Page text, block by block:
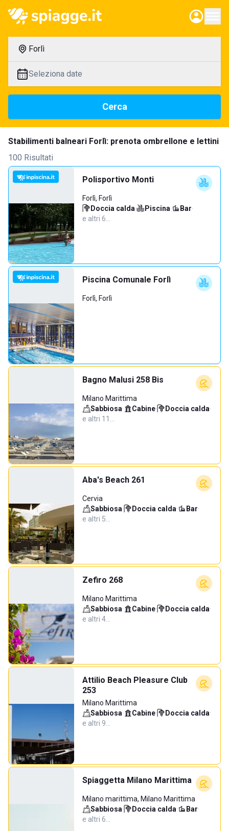
Forlì
Seleziona date
Cerca
Stabilimenti balneari Forlì: prenota ombrellone e lettini
100 Risultati
Polisportivo Monti
Forlì, Forlì
Doccia calda· Piscina· Bar·
e altri 6…
Piscina Comunale Forlì
Forlì, Forlì
Bagno Malusi 258 Bis
Milano Marittima
Sabbiosa· Cabine· Doccia calda·
e altri 11…
Aba's Beach 261
Cervia
Sabbiosa· Doccia calda· Bar·
e altri 5…
Zefiro 268
Milano Marittima
Sabbiosa· Cabine· Doccia calda·
e altri 4…
Attilio Beach Pleasure Club
253
Milano Marittima
Sabbiosa· Cabine· Doccia calda·
e altri 9…
Spiaggetta Milano Marittima
Milano marittima, Milano Marittima
Sabbiosa· Doccia calda· Bar·
e altri 6…